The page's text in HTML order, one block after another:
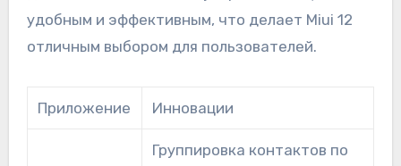
удобным и эффективным, что делает Miui 12
отличным выбором для пользователей.
Приложение Инновации
Группировка контактов по